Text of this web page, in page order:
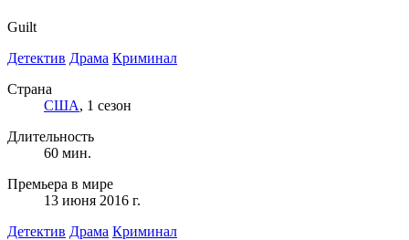
Guilt
Детектив Драма Криминал
Страна
США, 1 сезон
Длительность
60 мин.
Премьера в мире
13 июня 2016 г.
Детектив Драма Криминал